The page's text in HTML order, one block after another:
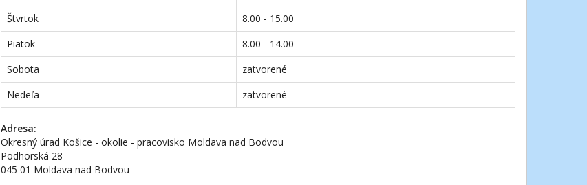
Štvrtok
8.00 - 15.00
Piatok
8.00 - 14.00
Sobota
zatvorené
Nedeľa
zatvorené
Adresa:
Okresný úrad Košice - okolie - pracovisko Moldava nad Bodvou
Podhorská 28
045 01 Moldava nad Bodvou